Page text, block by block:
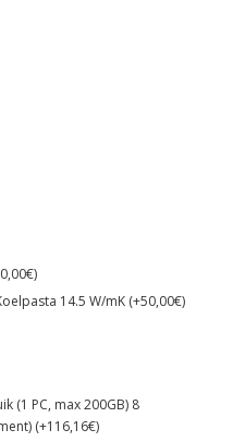
14.5 W/mK (+50,00€)
(1 PC, max 200GB) 8
(+116,16€)